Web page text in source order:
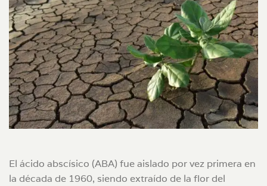
El ácido abscísico (ABA) fue aislado por vez primera en
la década de 1960, siendo extraído de la flor del